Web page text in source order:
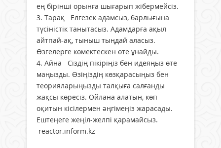
ең бірінші орынға шығарып жібермейсіз.
3. Тарақ Елгезек адамсыз, барлығына
түсіністік танытасыз. Адамдарға ақыл
айтпай-ақ, тыныш тыңдай аласыз.
Өзгелерге көмектескен өте ұнайды.
4. Айна Сіздің пікіріңіз бен идеяңыз өте
маңызды. Өзіңіздің көзқарасыңыз бен
теорияларыңызды талқыға салғанды
жақсы көресіз. Ойлана алатын, көп
оқитын кісілермен әңгімеңіз жарасады.
Ештеңеге жеңіл-желпі қарамайсыз.
reactor.inform.kz